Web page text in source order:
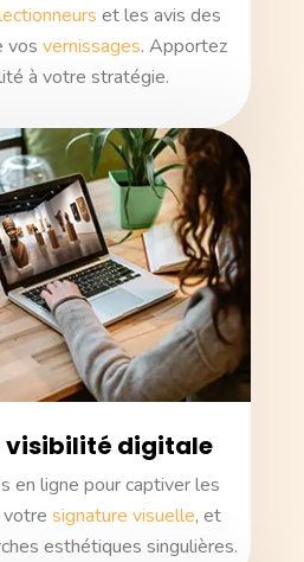
et les avis des
vos vernissages. Apportez
à votre stratégie.
visibilité digitale
en ligne pour captiver les
votre signature visuelle, et
esthétiques singulières.